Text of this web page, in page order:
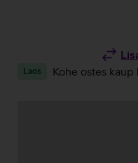
Laos Kohe ostes kaup